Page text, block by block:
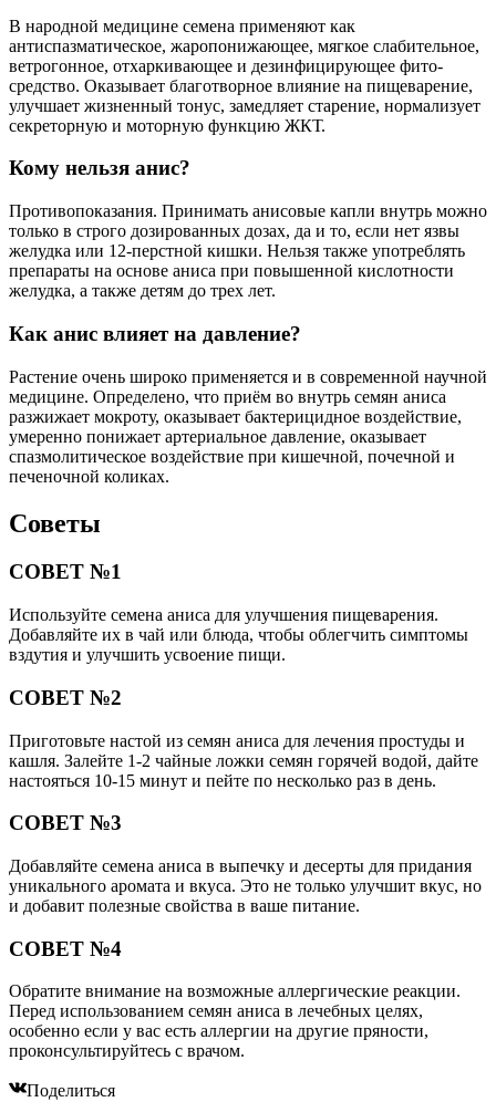
В народной медицине семена применяют как
антиспазматическое, жаропонижающее, мягкое слабительное,
ветрогонное, отхаркивающее и дезинфицирующее фито-
средство. Оказывает благотворное влияние на пищеварение,
улучшает жизненный тонус, замедляет старение, нормализует
секреторную и моторную функцию ЖКТ.
Кому нельзя анис?
Противопоказания. Принимать анисовые капли внутрь можно
только в строго дозированных дозах, да и то, если нет язвы
желудка или 12-перстной кишки. Нельзя также употреблять
препараты на основе аниса при повышенной кислотности
желудка, а также детям до трех лет.
Как анис влияет на давление?
Растение очень широко применяется и в современной научной
медицине. Определено, что приём во внутрь семян аниса
разжижает мокроту, оказывает бактерицидное воздействие,
умеренно понижает артериальное давление, оказывает
спазмолитическое воздействие при кишечной, почечной и
печеночной коликах.
Советы
СОВЕТ №1
Используйте семена аниса для улучшения пищеварения.
Добавляйте их в чай или блюда, чтобы облегчить симптомы
вздутия и улучшить усвоение пищи.
СОВЕТ №2
Приготовьте настой из семян аниса для лечения простуды и
кашля. Залейте 1-2 чайные ложки семян горячей водой, дайте
настояться 10-15 минут и пейте по несколько раз в день.
СОВЕТ №3
Добавляйте семена аниса в выпечку и десерты для придания
уникального аромата и вкуса. Это не только улучшит вкус, но
и добавит полезные свойства в ваше питание.
СОВЕТ №4
Обратите внимание на возможные аллергические реакции.
Перед использованием семян аниса в лечебных целях,
особенно если у вас есть аллергии на другие пряности,
проконсультируйтесь с врачом.
Поделиться